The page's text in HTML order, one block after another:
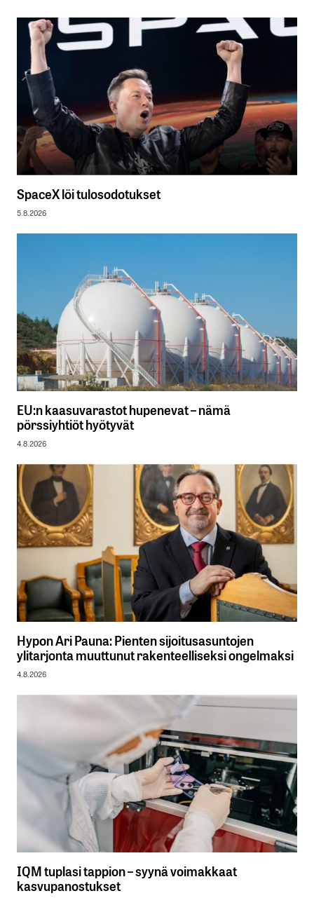
SpaceX löi tulosodotukset
5.8.2026
EU:n kaasuvarastot hupenevat – nämä
pörssiyhtiöt hyötyvät
4.8.2026
Hypon Ari Pauna: Pienten sijoitusasuntojen
ylitarjonta muuttunut rakenteelliseksi ongelmaksi
4.8.2026
IQM tuplasi tappion – syynä voimakkaat
kasvupanostukset